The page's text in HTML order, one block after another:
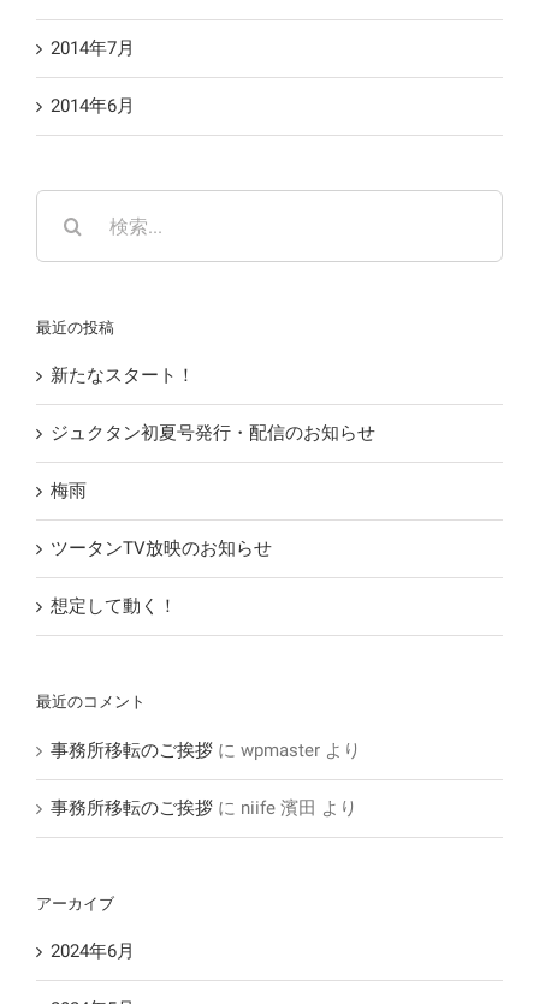
2014年7月
2014年6月
…
最近の投稿
新たなスタート！
ジュクタン初夏号発行・配信のお知らせ
梅雨
ツータンTV放映のお知らせ
想定して動く！
最近のコメント
事務所移転のご挨拶 に wpmaster より
事務所移転のご挨拶 に niife 濱田 より
アーカイブ
2024年6月